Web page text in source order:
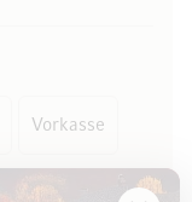
Vorkasse